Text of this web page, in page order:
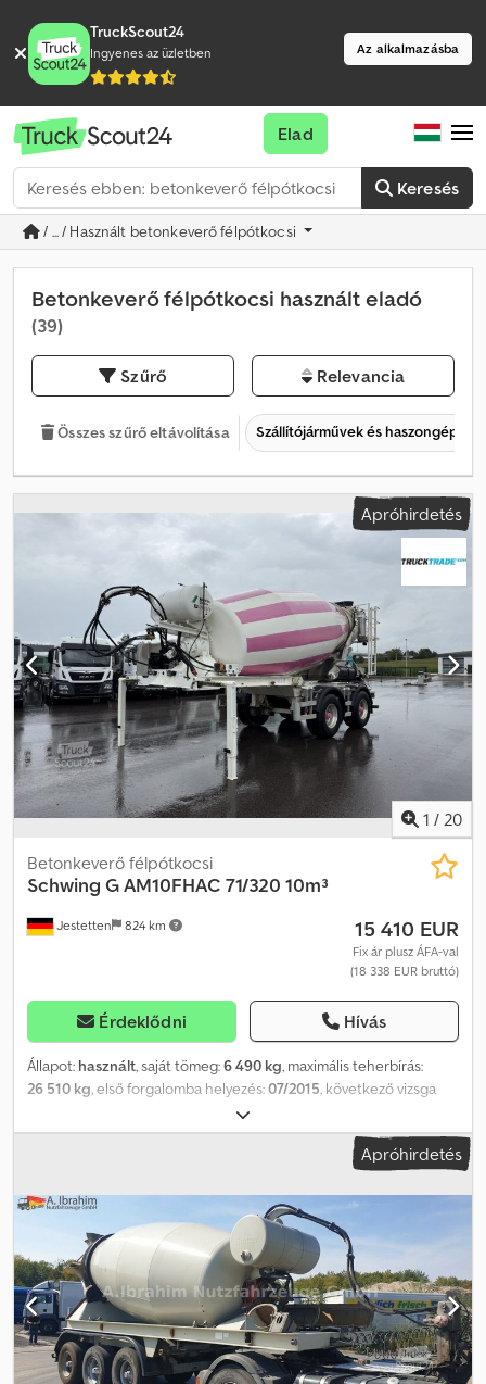
TruckScout24
Ingyenes az üzletben Az alkalmazásba
Keresés
Elad
/ ... / Használt betonkeverő félpótkocsi
Betonkeverő félpótkocsi használt eladó
(39)
Szűrő Relevancia
Összes szűrő eltávolítása Szállítójárművek és
Apróhirdetés
1 / 20
Jestetten 824 km
Betonkeverő félpótkocsi
Schwing G AM10FHAC 71/320 10m³
15 410 EUR
Fix ár plusz ÁFA-val
(18 338 EUR bruttó)
Érdeklődni Hívás
Állapot: használt, saját tömeg:6 490 kg, maximális teherbírás:
26 510 kg, első forgalomba helyezés:07/2015, következő vizsga
25 500 mm
üzemi tömeg:33 000 kg,
Apróhirdetés